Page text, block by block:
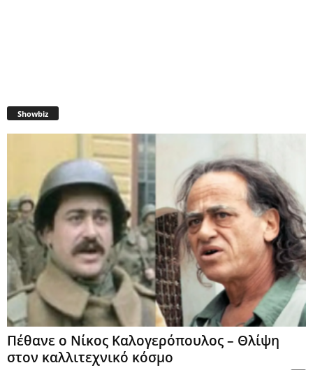
Showbiz
Πέθανε ο Νίκος Καλογερόπουλος – Θλίψη
στον καλλιτεχνικό κόσμο